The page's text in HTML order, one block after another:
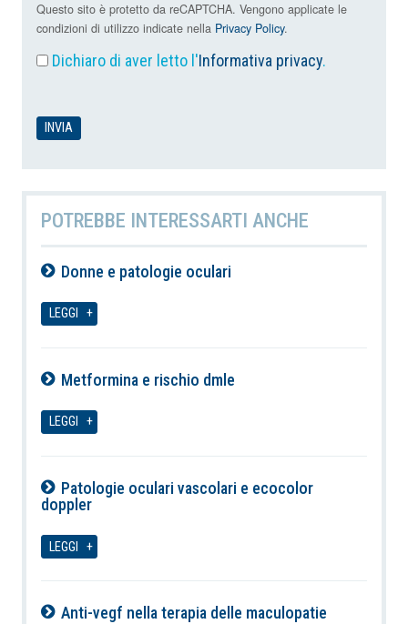
Questo sito è protetto da reCAPTCHA. Vengono applicate le
condizioni di utilizzo indicate nella Privacy Policy.
Dichiaro di aver letto l'Informativa privacy.
POTREBBE INTERESSARTI ANCHE
Donne e patologie oculari
LEGGI
Metformina e rischio dmle
LEGGI
Patologie oculari vascolari e ecocolor
doppler
LEGGI
Anti-vegf nella terapia delle maculopatie